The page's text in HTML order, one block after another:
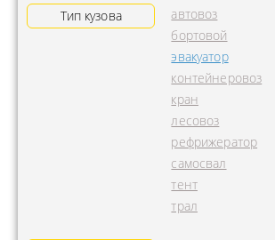
Тип кузова
автовоз
бортовой
эвакуатор
контейнеровоз
кран
лесовоз
рефрижератор
самосвал
тент
трал